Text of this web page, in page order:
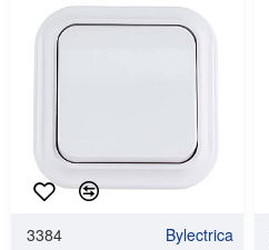
3384 Bylectrica